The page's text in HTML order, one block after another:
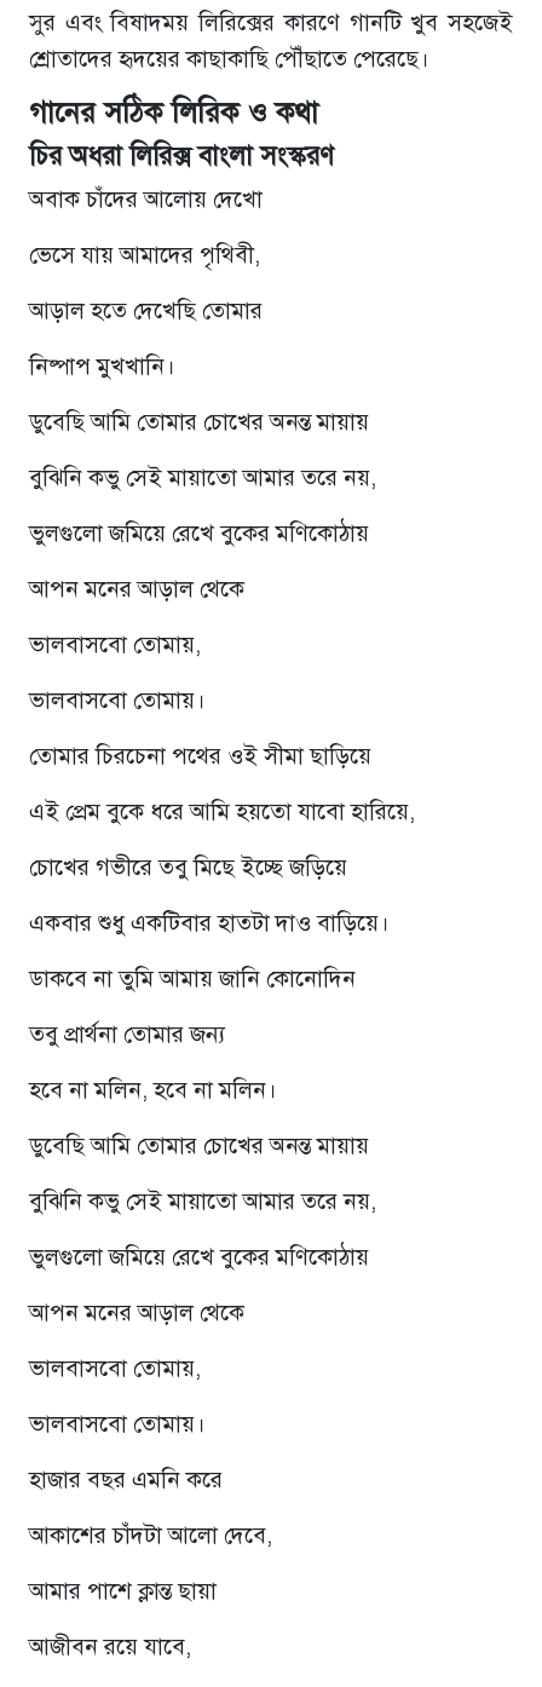
সুর এবং বিষাদময় লিরিক্সের কারণে গানটি খুব সহজেই
শ্রোতাদের হৃদয়ের কাছাকাছি পৌঁছাতে পেরেছে।
গানের সঠিক লিরিক ও কথা
চির অধরা লিরিক্স বাংলা সংস্করণ
অবাক চাঁদের আলোয় দেখো
ভেসে যায় আমাদের পৃথিবী,
আড়াল হতে দেখেছি তোমার
নিষ্পাপ মুখখানি।
ডুবেছি আমি তোমার চোখের অনন্ত মায়ায়
বুঝিনি কভু সেই মায়াতো আমার তরে নয়,
ভুলগুলো জমিয়ে রেখে বুকের মণিকোঠায়
আপন মনের আড়াল থেকে
ভালবাসবো তোমায়,
ভালবাসবো তোমায়।
তোমার চিরচেনা পথের ওই সীমা ছাড়িয়ে
এই প্রেম বুকে ধরে আমি হয়তো যাবো হারিয়ে,
চোখের গভীরে তবু মিছে ইচ্ছে জড়িয়ে
একবার শুধু একটিবার হাতটা দাও বাড়িয়ে।
ডাকবে না তুমি আমায় জানি কোনোদিন
তবু প্রার্থনা তোমার জন্য
হবে না মলিন, হবে না মলিন।
ডুবেছি আমি তোমার চোখের অনন্ত মায়ায়
বুঝিনি কভু সেই মায়াতো আমার তরে নয়,
ভুলগুলো জমিয়ে রেখে বুকের মণিকোঠায়
আপন মনের আড়াল থেকে
ভালবাসবো তোমায়,
ভালবাসবো তোমায়।
হাজার বছর এমনি করে
আকাশের চাঁদটা আলো দেবে,
আমার পাশে ক্লান্ত ছায়া
আজীবন রয়ে যাবে,